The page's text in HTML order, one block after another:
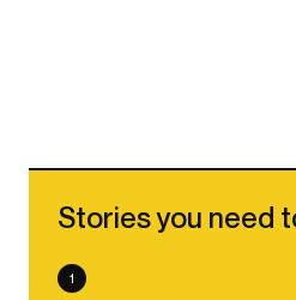
Stories you need
1